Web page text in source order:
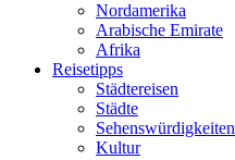
Nordamerika
Arabische Emirate
Afrika
Reisetipps
Städtereisen
Städte
Sehenswürdigkeiten
Kultur